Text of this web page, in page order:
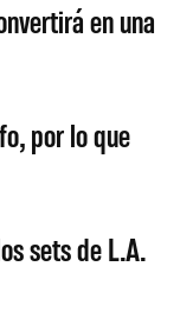
en una
por lo que
sets de L.A.